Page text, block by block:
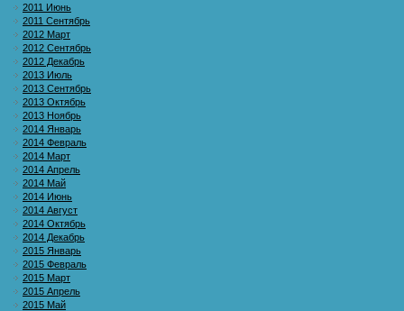
2011 Июнь
2011 Сентябрь
2012 Март
2012 Сентябрь
2012 Декабрь
2013 Июль
2013 Сентябрь
2013 Октябрь
2013 Ноябрь
2014 Январь
2014 Февраль
2014 Март
2014 Апрель
2014 Май
2014 Июнь
2014 Август
2014 Октябрь
2014 Декабрь
2015 Январь
2015 Февраль
2015 Март
2015 Апрель
2015 Май